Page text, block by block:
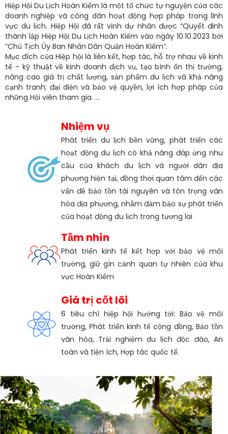
Hiệp Hội Du Lịch Hoàn Kiếm là một tổ chức tự nguyện của các
doanh nghiệp và công dân hoạt động hợp pháp trong lĩnh
vực du lịch. Hiệp Hội đã rất vinh dự nhân được “Quyết đinh
thành lập Hiệp Hội Du Lịch Hoàn Kiếm vào ngày 10.10.2023 bởi
“Chủ Tịch Ủy Ban Nhân Dân Quận Hoàn Kiếm”.
Mục đích của Hiệp hội là liên kết, hợp tác, hỗ trợ nhau về kinh
tế - kỹ thuật về kinh doanh dịch vụ, tạo bình ổn thị trường,
nâng cao giá trị chất lượng, sản phẩm du lịch và khả năng
cạnh tranh; đại diện và bảo vệ quyền, lợi ích hợp pháp của
những Hội viên tham gia. ...
Nhiệm vụ
Phát triển du lịch bền vững, phát triển các
hoạt động du lịch có khả năng đáp ứng nhu
cầu của khách du lịch và người dân địa
phương hiện tại, đồng thời quan tâm đến các
vấn đề bảo tồn tài nguyên và tôn trọng văn
hóa địa phương, nhằm đảm bảo sự phát triển
của hoạt động du lịch trong tương lai
Tầm nhìn
Phát triển kinh tế kết hợp với bảo vệ môi
trường, giữ gìn cảnh quan tự nhiên của khu
vực Hoàn Kiếm
Giá trị cốt lõi
6 tiêu chí hiệp hội hướng tới: Bảo vệ môi
trường, Phát triển kinh tế cộng đồng, Bảo tồn
văn hóa, Trải nghiệm du lịch độc đáo, An
toàn và tiện ích, Hợp tác quốc tế.